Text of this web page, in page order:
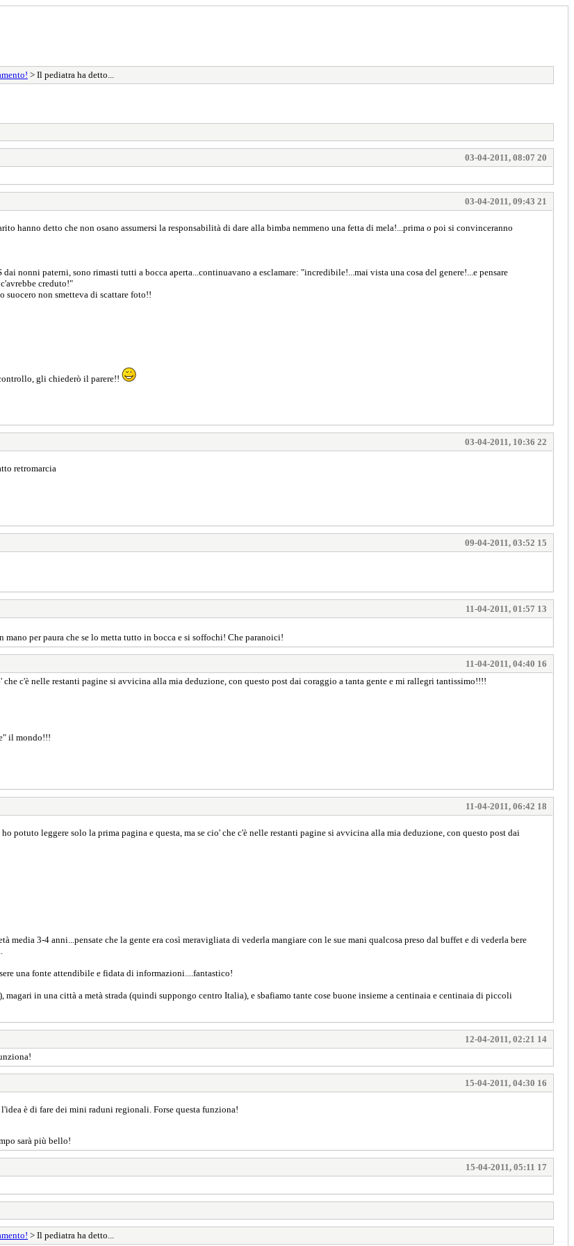
> Il pediatra ha detto...
03-04-2011, 08:07 20
03-04-2011, 09:43 21
hanno detto che non osano assumersi la responsabilità di dare alla bimba nemmeno una fetta di mela!...prima o poi si convinceranno
nonni paterni, sono rimasti tutti a bocca aperta...continuavano a esclamare: "incredibile!...mai vista una cosa del genere!...e pensare
creduto!"
suocero non smetteva di scattare foto!!
gli chiederò il parere!!
03-04-2011, 10:36 22
retromarcia
09-04-2011, 03:52 15
11-04-2011, 01:57 13
per paura che se lo metta tutto in bocca e si soffochi! Che paranoici!
11-04-2011, 04:40 16
c'è nelle restanti pagine si avvicina alla mia deduzione, con questo post dai coraggio a tanta gente e mi rallegri tantissimo!!!!
il mondo!!!
11-04-2011, 06:42 18
potuto leggere solo la prima pagina e questa, ma se cio' che c'è nelle restanti pagine si avvicina alla mia deduzione, con questo post dai
3-4 anni...pensate che la gente era così meravigliata di vederla mangiare con le sue mani qualcosa preso dal buffet e di vederla bere
una fonte attendibile e fidata di informazioni....fantastico!
in una città a metà strada (quindi suppongo centro Italia), e sbafiamo tante cose buone insieme a centinaia e centinaia di piccoli
12-04-2011, 02:21 14
15-04-2011, 04:30 16
è di fare dei mini raduni regionali. Forse questa funziona!
sarà più bello!
15-04-2011, 05:11 17
> Il pediatra ha detto...